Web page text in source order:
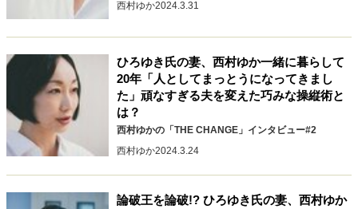
リーダーの流儀 変革の原動力
次世代へのバトン
トップが描く未来
マインドセット
西村ゆか2024.3.31
ひろゆき氏の妻、西村ゆか一緒に暮らして
20年「人としてまっとうになってきまし
た」頑なすぎる夫を変えた巧みな操縦術と
は？
西村ゆかの「THE CHANGE」インタビュー#2
西村ゆか2024.3.24
論破王を論破!? ひろゆき氏の妻、西村ゆか